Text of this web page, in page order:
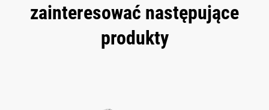
zainteresować następujące
produkty